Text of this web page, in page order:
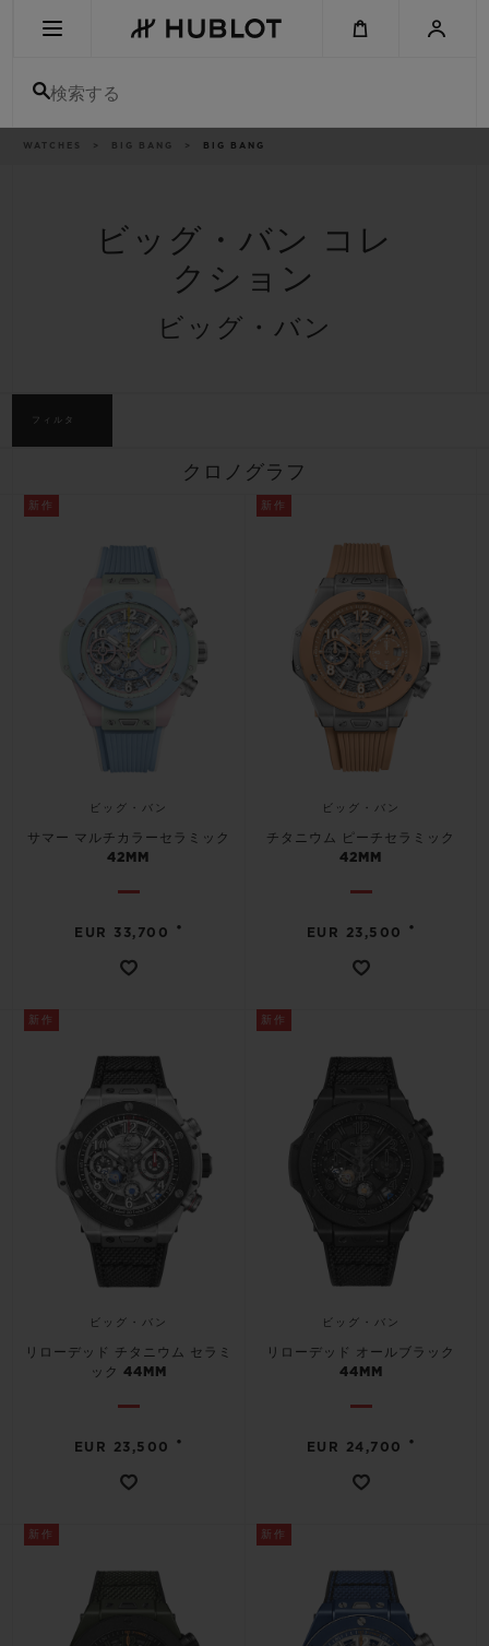
検索する
パ
WATCHES BIG BANG BIG BANG
ビッグ・バン コレ
クション
ビッグ・バン
フィルタ
クロノグラフ
新作
ビッグ・バン
サマー マルチカラーセラミック
42MM
EUR 33,700 •
新作
ビッグ・バン
チタニウム ピーチセラミック
42MM
EUR 23,500 •
新作
ビッグ・バン
リローデッド チタニウム セラミ
ック 44MM
EUR 23,500 •
新作
ビッグ・バン
リローデッド オールブラック
44MM
EUR 24,700 •
新作 新作
ビッグ・バン
特別なサービス
5＋5年保証
送料＆返品無料
ギフトポーチ
お問い合わせ
ブティック検索